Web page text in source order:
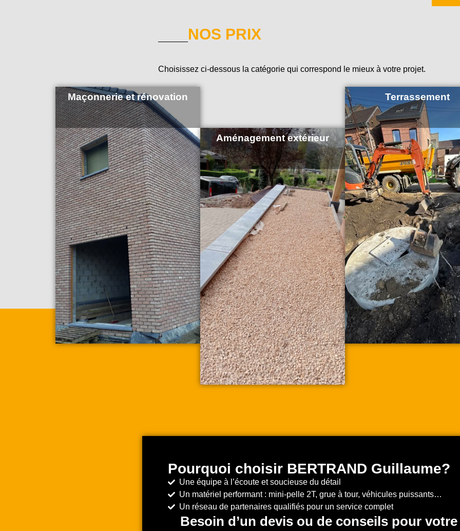
NOS PRIX
Choisissez ci-dessous la catégorie qui correspond le mieux à votre projet.
Maçonnerie et rénovation
Aménagement extérieur
Terrassement
Pourquoi choisir BERTRAND Guillaume?
Une équipe à l’écoute et soucieuse du détail
Un matériel performant : mini-pelle 2T, grue à tour, véhicules puissants…
Un réseau de partenaires qualifiés pour un service complet
Besoin d’un devis ou de conseils pour